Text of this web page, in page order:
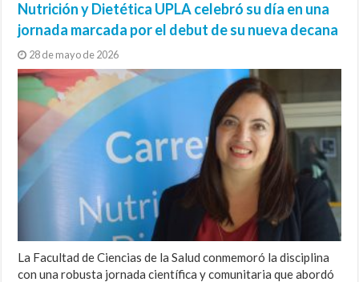
Nutrición y Dietética UPLA celebró su día en una
jornada marcada por el debut de su nueva decana
28 de mayo de 2026
La Facultad de Ciencias de la Salud conmemoró la disciplina
con una robusta jornada científica y comunitaria que abordó